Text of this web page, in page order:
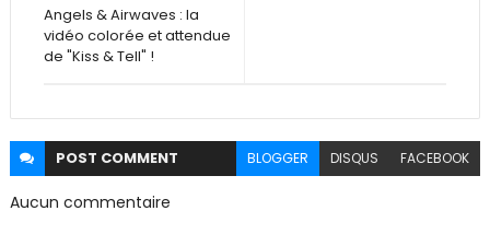
Angels & Airwaves : la
vidéo colorée et attendue
de "Kiss & Tell" !
POST COMMENT BLOGGER DISQUS FACEBOOK
Aucun commentaire